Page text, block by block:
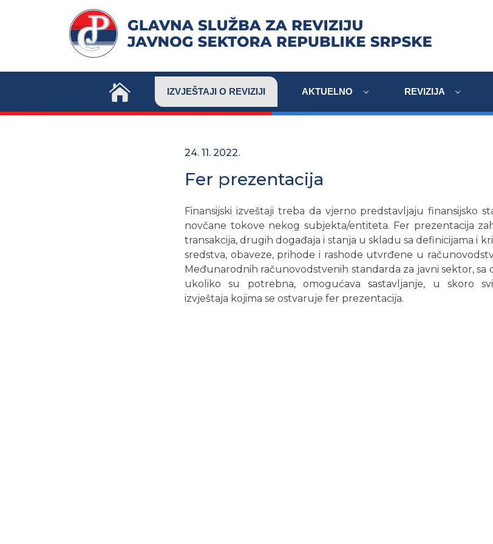
IZVJEŠTAJI O REVIZIJI AKTUELNO REVIZIJA
24. 11. 2022.
Fer prezentacija
Finansijski izveštaji treba da vjerno predstavljaju finansijsko
novčane tokove nekog subjekta/entiteta. Fer prezentacija
transakcija, drugih događaja i stanja u skladu sa definicijama i
sredstva, obaveze, prihode i rashode utvrđene u
Međunarodnih računovodstvenih standarda za javni sektor, sa
ukoliko su potrebna, omogućava sastavljanje, u skoro
izvještaja kojima se ostvaruje fer prezentacija.